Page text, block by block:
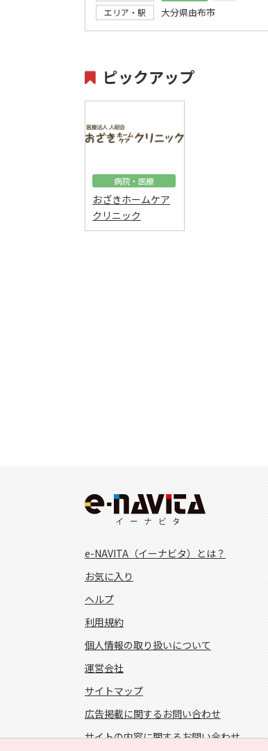
エリア・駅
大分県由布市
ピックアップ
病院・医療
おざきホームケア
クリニック
e-NAVITA（イーナビタ）とは？
お気に入り
ヘルプ
利用規約
個人情報の取り扱いについて
運営会社
サイトマップ
広告掲載に関するお問い合わせ
サイトの内容に関するお問い合わせ